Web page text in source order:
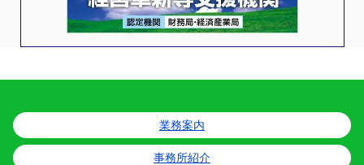
業務案内
事務所紹介